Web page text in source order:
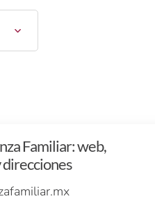
Familiar: web,